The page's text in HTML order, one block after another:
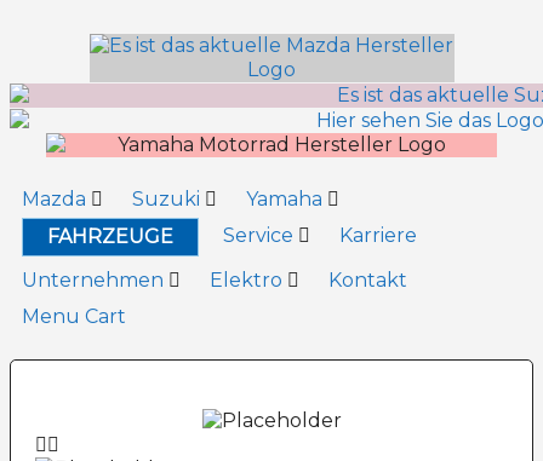
springen
Mazda Suzuki
Yamaha
FAHRZEUGE
Service
Karriere
Unternehmen
Elektro
Kontakt
Menu Cart